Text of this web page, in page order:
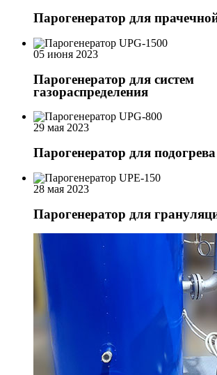
Парогенератор для
05 июня 2023
Парогенератор для систем
газораспределения
29 мая 2023
Парогенератор для
28 мая 2023
Парогенератор для